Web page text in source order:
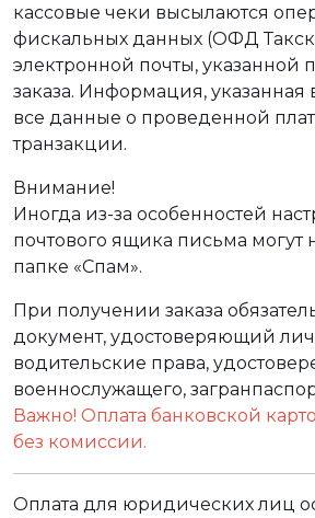
кассовые чеки высылаются
фискальных данных (ОФД
электронной почты,
заказа. Информация, указанная
все данные о проведенной
транзакции.
Внимание!
Иногда из-за особенностей
почтового ящика письма могут
папке «Спам».
При получении заказа
документ, удостоверяющий
водительские права,
военнослужащего,
Важно! Оплата банковской
без комиссии.
Оплата для юридических лиц